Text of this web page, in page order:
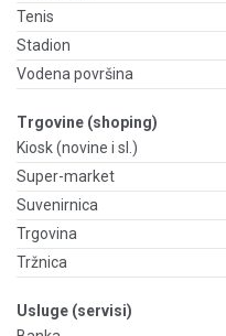
Tenis
Stadion
Vodena površina
Trgovine (shoping)
Kiosk (novine i sl.)
Super-market
Suvenirnica
Trgovina
Tržnica
Usluge (servisi)